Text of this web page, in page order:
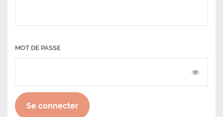
MOT DE PASSE
Se connecter